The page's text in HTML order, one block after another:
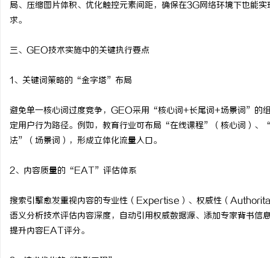
局、压缩图片体积、优化触控元素间距，确保在3G网络环境下也能
求。
三、GEO技术实施中的关键执行要点
1、关键词策略的“金字塔”布局
避免单一核心词过度竞争，GEO采用“核心词+长尾词+场景词”的
定用户行为路径。例如，教育行业可布局“在线课程”（核心词）
法”（场景词），形成立体化流量入口。
2、内容质量的“EAT”评估体系
搜索引擎愈发重视内容的专业性（Expertise）、权威性（
语义分析技术评估内容深度，自动引用权威数据源、添加专家背书
提升内容EAT评分。